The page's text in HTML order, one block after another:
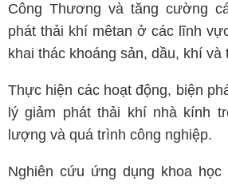
Công Thương và tăng cường
phát thải khí mêtan ở các lĩnh
khai thác khoáng sản, dầu, khí
Thực hiện các hoạt động, biện
lý giảm phát thải khí nhà kính
lượng và quá trình công nghiệp.
Nghiên cứu ứng dụng khoa học